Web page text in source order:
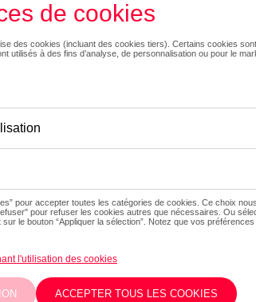
Description